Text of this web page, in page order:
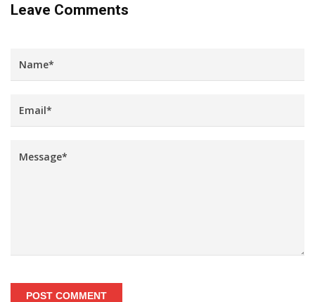
Leave Comments
POST COMMENT